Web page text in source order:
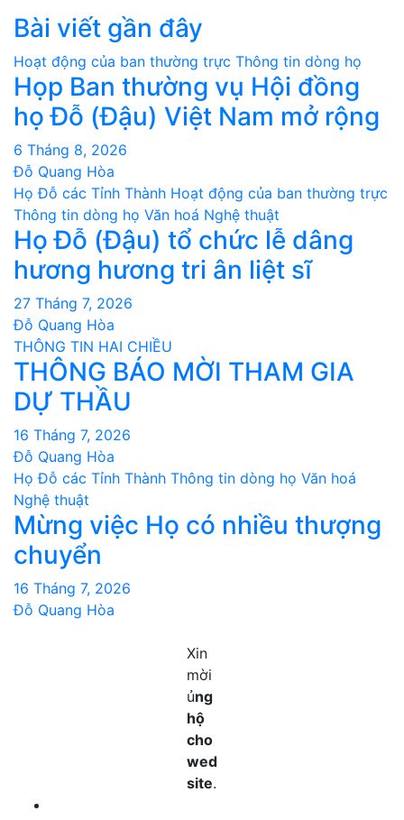
Bài viết gần đây
Hoạt động của ban thường trực Thông tin dòng họ
Họp Ban thường vụ Hội đồng
họ Đỗ (Đậu) Việt Nam mở rộng
6 Tháng 8, 2026
Đỗ Quang Hòa
Họ Đỗ các Tỉnh Thành Hoạt động của ban thường trực
Thông tin dòng họ Văn hoá Nghệ thuật
Họ Đỗ (Đậu) tổ chức lễ dâng
hương hương tri ân liệt sĩ
27 Tháng 7, 2026
Đỗ Quang Hòa
THÔNG TIN HAI CHIỀU
THÔNG BÁO MỜI THAM GIA
DỰ THẦU
16 Tháng 7, 2026
Đỗ Quang Hòa
Họ Đỗ các Tỉnh Thành Thông tin dòng họ Văn hoá
Nghệ thuật
Mừng việc Họ có nhiều thượng
chuyển
16 Tháng 7, 2026
Đỗ Quang Hòa
Xin
mời
ủng
hộ
cho
wed
site.